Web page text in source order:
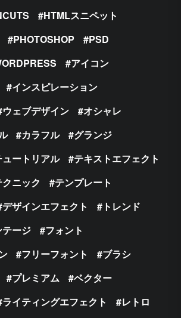
HTMLスニペット
PHOTOSHOP
PSD
アイコン
インスピレーション
ウェブデザイン
オシャレ
カラフル
グランジ
ュートリアル
テキストエフェクト
クニック
テンプレート
デザインエフェクト
トレンド
テージ
フォント
フリーフォント
ブラシ
プレミアム
ベクター
ライティングエフェクト
レトロ